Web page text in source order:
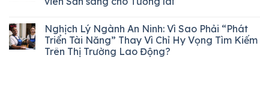
Nghịch Lý Ngành An Ninh: Vì Sao Phải “Phát
Triển Tài Năng” Thay Vì Chỉ Hy Vọng Tìm Kiếm
Trên Thị Trường Lao Động?